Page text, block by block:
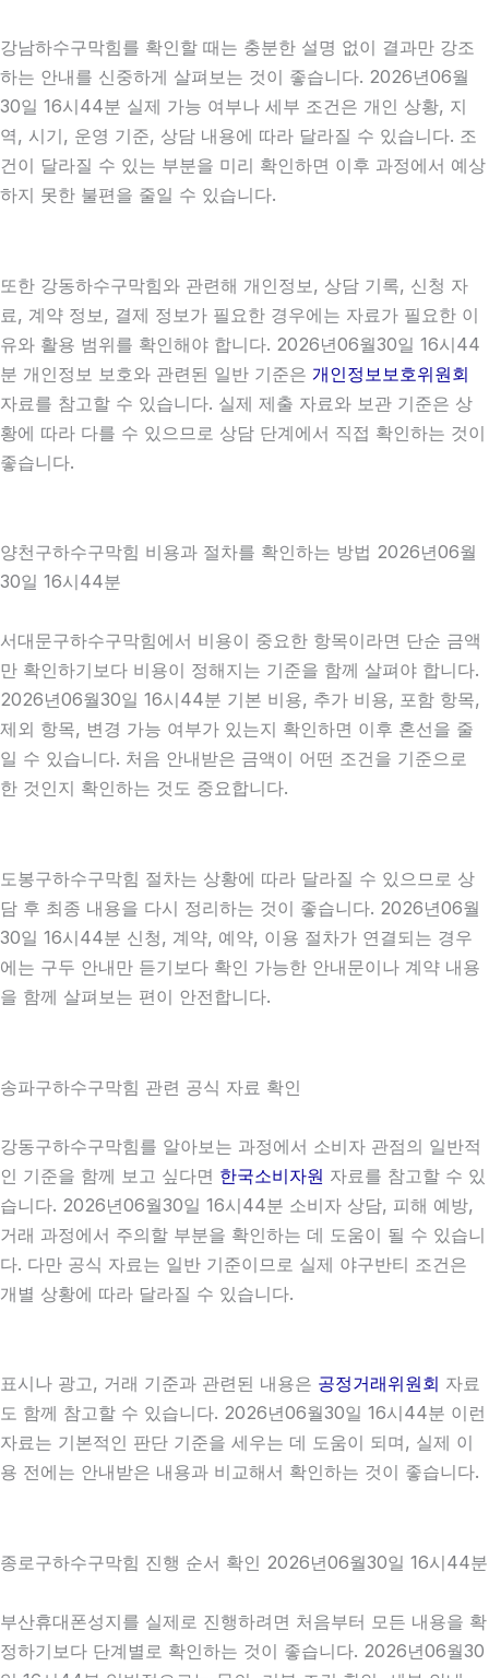
강남하수구막힘를 확인할 때는 충분한 설명 없이 결과만 강조
하는 안내를 신중하게 살펴보는 것이 좋습니다. 2026년06월
30일 16시44분 실제 가능 여부나 세부 조건은 개인 상황, 지
역, 시기, 운영 기준, 상담 내용에 따라 달라질 수 있습니다. 조
건이 달라질 수 있는 부분을 미리 확인하면 이후 과정에서 예상
하지 못한 불편을 줄일 수 있습니다.
또한 강동하수구막힘와 관련해 개인정보, 상담 기록, 신청 자
료, 계약 정보, 결제 정보가 필요한 경우에는 자료가 필요한 이
유와 활용 범위를 확인해야 합니다. 2026년06월30일 16시44
분 개인정보 보호와 관련된 일반 기준은 개인정보보호위원회
자료를 참고할 수 있습니다. 실제 제출 자료와 보관 기준은 상
황에 따라 다를 수 있으므로 상담 단계에서 직접 확인하는 것이
좋습니다.
양천구하수구막힘 비용과 절차를 확인하는 방법 2026년06월
30일 16시44분
서대문구하수구막힘에서 비용이 중요한 항목이라면 단순 금액
만 확인하기보다 비용이 정해지는 기준을 함께 살펴야 합니다.
2026년06월30일 16시44분 기본 비용, 추가 비용, 포함 항목,
제외 항목, 변경 가능 여부가 있는지 확인하면 이후 혼선을 줄
일 수 있습니다. 처음 안내받은 금액이 어떤 조건을 기준으로
한 것인지 확인하는 것도 중요합니다.
도봉구하수구막힘 절차는 상황에 따라 달라질 수 있으므로 상
담 후 최종 내용을 다시 정리하는 것이 좋습니다. 2026년06월
30일 16시44분 신청, 계약, 예약, 이용 절차가 연결되는 경우
에는 구두 안내만 듣기보다 확인 가능한 안내문이나 계약 내용
을 함께 살펴보는 편이 안전합니다.
송파구하수구막힘 관련 공식 자료 확인
강동구하수구막힘를 알아보는 과정에서 소비자 관점의 일반적
인 기준을 함께 보고 싶다면 한국소비자원 자료를 참고할 수 있
습니다. 2026년06월30일 16시44분 소비자 상담, 피해 예방,
거래 과정에서 주의할 부분을 확인하는 데 도움이 될 수 있습니
다. 다만 공식 자료는 일반 기준이므로 실제 야구반티 조건은
개별 상황에 따라 달라질 수 있습니다.
표시나 광고, 거래 기준과 관련된 내용은 공정거래위원회 자료
도 함께 참고할 수 있습니다. 2026년06월30일 16시44분 이런
자료는 기본적인 판단 기준을 세우는 데 도움이 되며, 실제 이
용 전에는 안내받은 내용과 비교해서 확인하는 것이 좋습니다.
종로구하수구막힘 진행 순서 확인 2026년06월30일 16시44분
부산휴대폰성지를 실제로 진행하려면 처음부터 모든 내용을 확
정하기보다 단계별로 확인하는 것이 좋습니다. 2026년06월30